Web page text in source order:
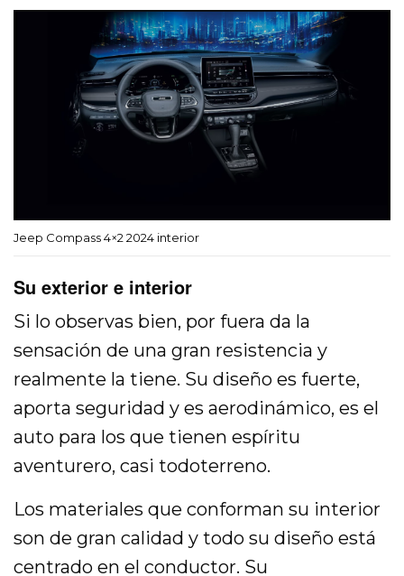
Jeep Compass 4×2 2024 interior
Su exterior e interior
Si lo observas bien, por fuera da la
sensación de una gran resistencia y
realmente la tiene. Su diseño es fuerte,
aporta seguridad y es aerodinámico, es el
auto para los que tienen espíritu
aventurero, casi todoterreno.
Los materiales que conforman su interior
son de gran calidad y todo su diseño está
centrado en el conductor. Su